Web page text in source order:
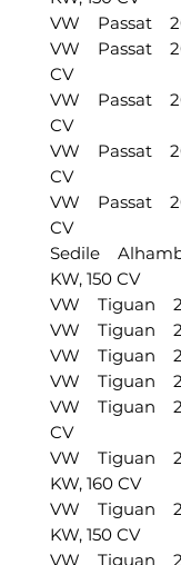
VW Passat
VW Passat
CV
VW Passat
CV
VW Passat
CV
VW Passat
CV
Sedile
KW, 150 CV
VW Tiguan
VW Tiguan
VW Tiguan
VW Tiguan
VW Tiguan
CV
VW Tiguan
KW, 160 CV
VW Tiguan
KW, 150 CV
VW Tiguan